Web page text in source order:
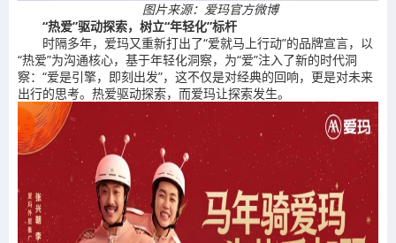
图片来源：爱玛官方微博
“热爱”驱动探索，树立“年轻化”标杆
时隔多年，爱玛又重新打出了“爱就马上行动”的品牌宣言，以
“热爱”为沟通核心，基于年轻化洞察，为“爱”注入了新的时代洞
察：“爱是引擎，即刻出发”，这不仅是对经典的回响，更是对未来
出行的思考。热爱驱动探索，而爱玛让探索发生。